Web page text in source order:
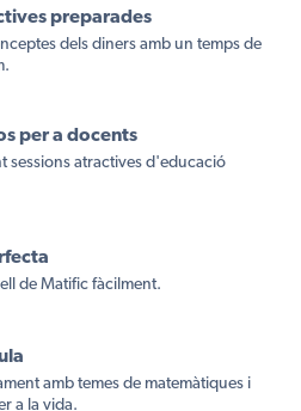
preparades
dels diners amb un temps de
per a docents
sessions atractives d'educació
de Matific fàcilment.
amb temes de matemàtiques i
a la vida.